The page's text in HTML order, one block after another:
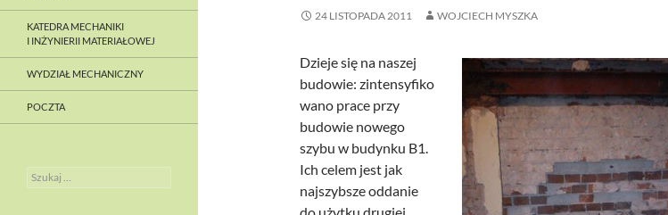
24 LISTOPADA 2011 WOJCIECH MYSZKA
Dzieje się na naszej
budowie: zintensyfiko
wano prace przy
budowie nowego
szybu w budynku B1.
Ich celem jest jak
najszybsze oddanie
KATEDRA MECHANIKI
I INŻYNIERII MATERIAŁOWEJ
WYDZIAŁ MECHANICZNY
POCZTA
Szukaj: